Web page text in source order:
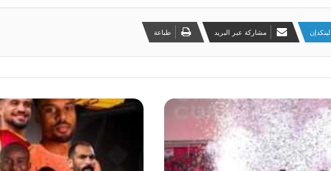
لينكدإن مشاركة عبر البريد طباعة